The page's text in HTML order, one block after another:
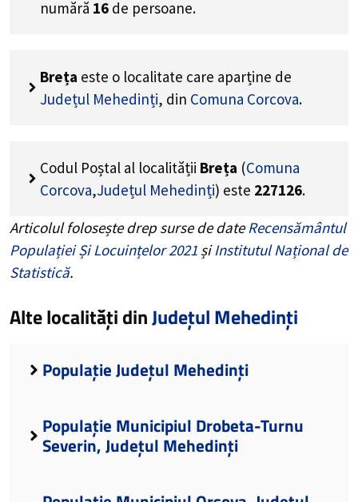
numără 16 de persoane.
Breța este o localitate care aparține de
Județul Mehedinți, din Comuna Corcova.
Codul Poștal al localității Breța (Comuna
Corcova,Județul Mehedinți) este 227126.
Articolul folosește drep surse de dateRecensământul
Populației Și Locuințelor 2021 șiInstitutul Național de
Statistică.
Alte localități dinJudețul Mehedinți
Populație Județul Mehedinți
Populație Municipiul Drobeta-Turnu
Severin, Județul Mehedinți